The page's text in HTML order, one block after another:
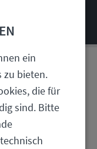
ein
zu bieten.
die für
sind. Bitte